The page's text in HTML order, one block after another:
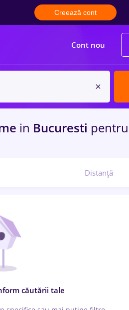
Creează cont
Cont nou
in Bucuresti pentru
Distanță
căutării tale